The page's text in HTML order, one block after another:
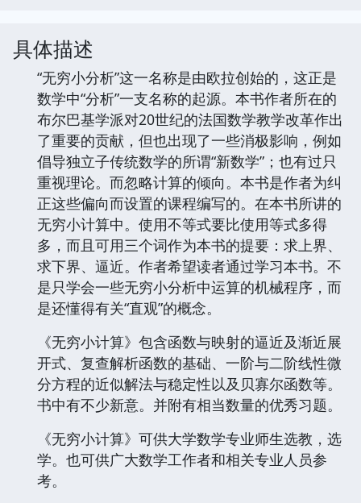
具体描述
“无穷小分析”这一名称是由欧拉创始的，这正是
数学中“分析”一支名称的起源。本书作者所在的
布尔巴基学派对20世纪的法国数学教学改革作出
了重要的贡献，但也出现了一些消极影响，例如
倡导独立子传统数学的所谓“新数学”；也有过只
重视理论。而忽略计算的倾向。本书是作者为纠
正这些偏向而设置的课程编写的。在本书所讲的
无穷小计算中。使用不等式要比使用等式多得
多，而且可用三个词作为本书的提要：求上界、
求下界、逼近。作者希望读者通过学习本书。不
是只学会一些无穷小分析中运算的机械程序，而
是还懂得有关“直观”的概念。
《无穷小计算》包含函数与映射的逼近及渐近展
开式、复查解析函数的基础、一阶与二阶线性微
分方程的近似解法与稳定性以及贝寡尔函数等。
书中有不少新意。并附有相当数量的优秀习题。
《无穷小计算》可供大学数学专业师生选教，选
学。也可供广大数学工作者和相关专业人员参
考。